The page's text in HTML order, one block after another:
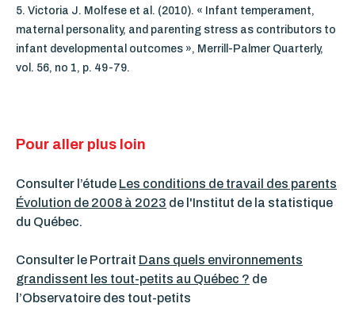
5. Victoria J. Molfese et al. (2010). « Infant temperament,
maternal personality, and parenting stress as contributors to
infant developmental outcomes », Merrill-Palmer Quarterly,
vol. 56, no 1, p. 49-79.
Pour aller plus loin
Consulter l’étude Les conditions de travail des parents
Évolution de 2008 à 2023 de l'Institut de la statistique
du Québec.
Consulter le Portrait Dans quels environnements
grandissent les tout-petits au Québec ? de
l’Observatoire des tout-petits